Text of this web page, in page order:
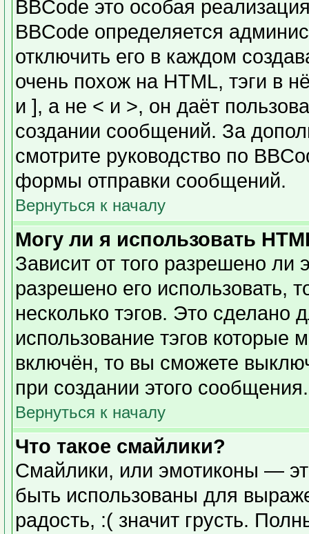
BBCode это особая
BBCode определяется
отключить его в каждом
очень похож на HTML, тэги в
и ], а не < и >, он даёт
создании сообщений. За
смотрите руководство по
формы отправки сообщений.
Вернуться к началу
Могу ли я использовать
Зависит от того разрешено ли
разрешено его использовать,
несколько тэгов. Это сделано
использование тэгов которые
включён, то вы сможете
при создании этого сообщения.
Вернуться к началу
Что такое смайлики?
Смайлики, или эмотиконы —
быть использованы для
радость, :( значит грусть.